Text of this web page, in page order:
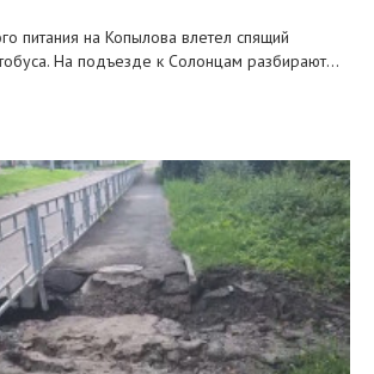
питания на Копылова влетел спящий
На подъезде к Солонцам разбирают…